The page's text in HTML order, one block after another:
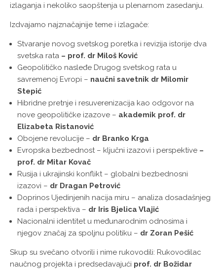
izlaganja i nekoliko saopštenja u plenarnom zasedanju.
Izdvajamo najznačajnije teme i izlagače:
Stvaranje novog svetskog poretka i revizija istorije dva
svetska rata – prof. dr Miloš Ković
Geopolitičko nasleđe Drugog svetskog rata u
savremenoj Evropi – naučni savetnik dr Milomir
Stepić
Hibridne pretnje i resuverenizacija kao odgovor na
nove geopolitičke izazove – akademik prof. dr
Elizabeta Ristanović
Obojene revolucije – dr Branko Krga
Evropska bezbednost – ključni izazovi i perspektive –
prof. dr Mitar Kovač
Rusija i ukrajinski konflikt – globalni bezbednosni
izazovi – dr Dragan Petrović
Doprinos Ujedinjenih nacija miru – analiza dosadašnjeg
rada i perspektiva – dr Iris Bjelica Vlajić
Nacionalni identitet u međunarodnim odnosima i
njegov značaj za spoljnu politiku – dr Zoran Pešić
Skup su svečano otvorili i nime rukovodili: Rukovodilac
naučnog projekta i predsedavajući prof. dr Božidar